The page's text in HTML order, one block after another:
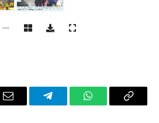
Email TelegramWhatsAppCopy